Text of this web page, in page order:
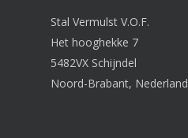
Stal Vermulst V.O.F.
Het hooghekke 7
5482VX Schijndel
Noord-Brabant, Nederland